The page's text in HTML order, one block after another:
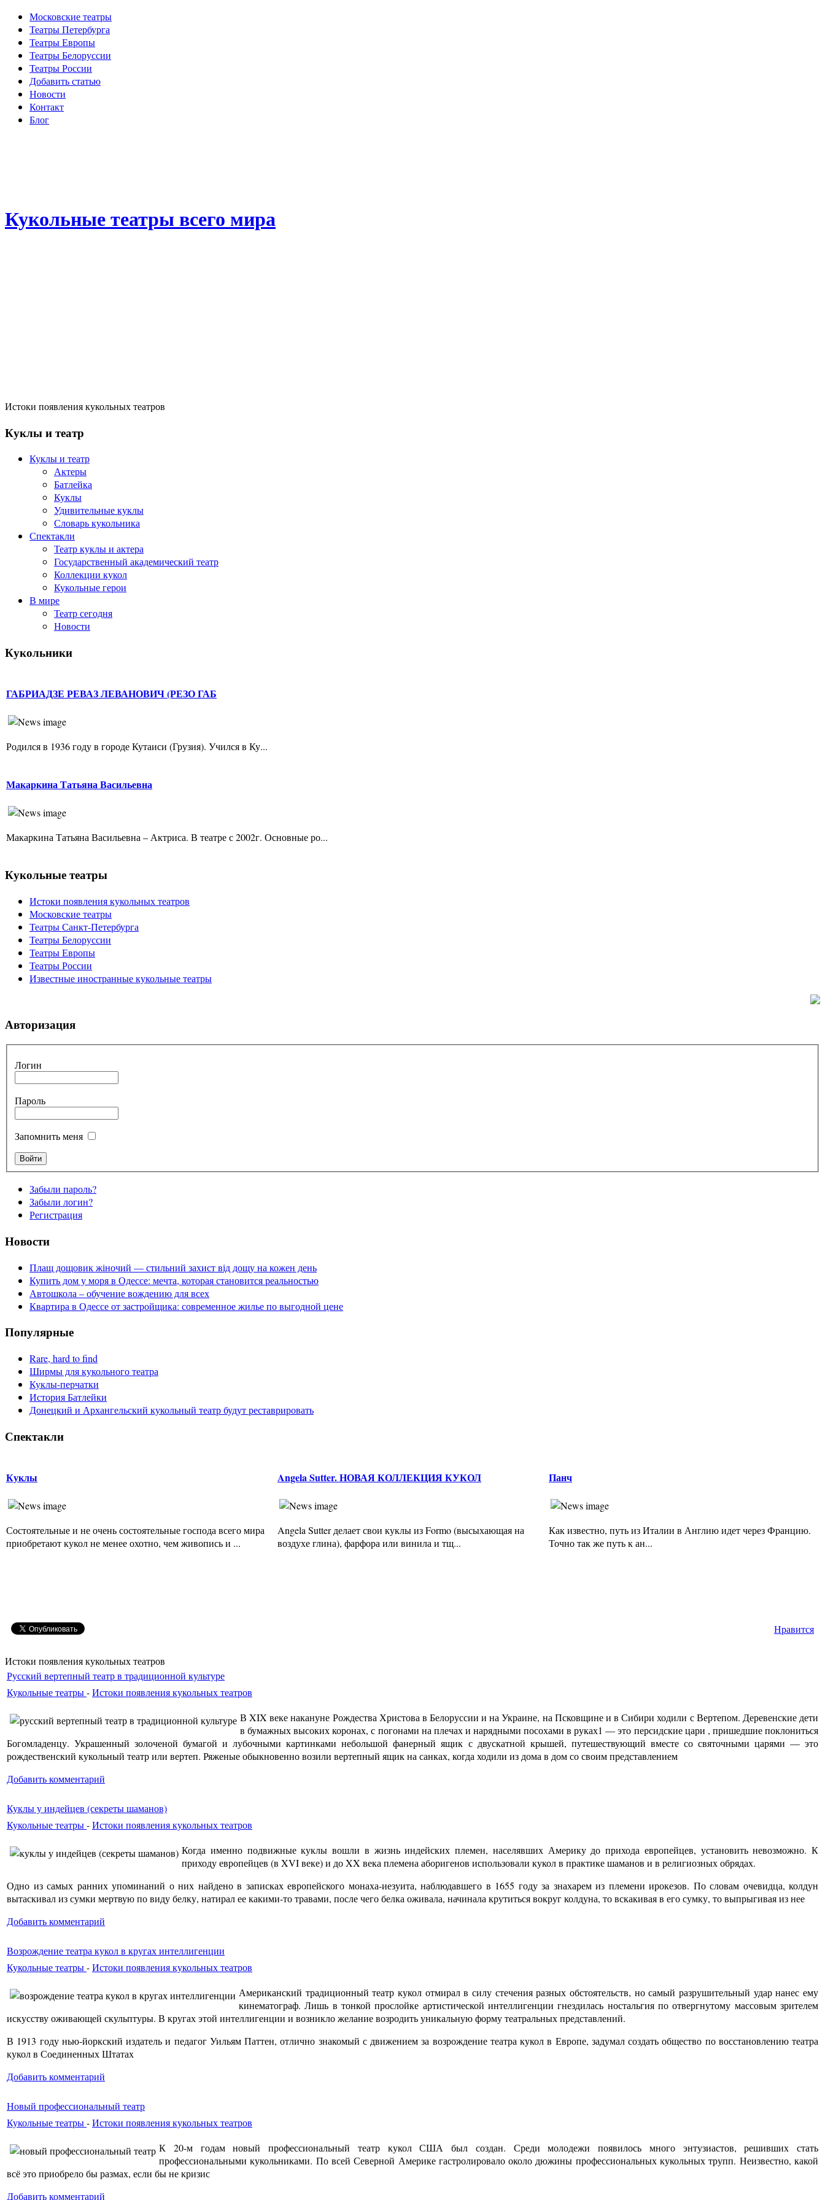
Московские театры
Театры Петербурга
Театры Европы
Театры Белоруссии
Театры России
Добавить статью
Новости
Контакт
Блог
Кукольные театры всего мира
Истоки появления кукольных театров
Куклы и театр
Куклы и театр
Актеры
Батлейка
Куклы
Удивительные куклы
Словарь кукольника
Спектакли
Театр куклы и актера
Государственный академический театр
Коллекции кукол
Кукольные герои
В мире
Театр сегодня
Новости
Кукольники
ГАБРИАДЗЕ РЕВАЗ ЛЕВАНОВИЧ (РЕЗО ГАБ
Родился в 1936 году в городе Кутаиси (Грузия). Учился в Ку...
Макаркина Татьяна Васильевна
Макаркина Татьяна Васильевна – Актриса. В театре с 2002г. Основные ро...
Кукольные театры
Истоки появления кукольных театров
Московские театры
Театры Санкт-Петербурга
Театры Белоруссии
Театры Европы
Театры России
Известные иностранные кукольные театры
Авторизация
Логин
Пароль
Запомнить меня
Забыли пароль?
Забыли логин?
Регистрация
Новости
Плащ дощовик жіночий — стильний захист від дощу на кожен день
Купить дом у моря в Одессе: мечта, которая становится реальностью
Автошкола – обучение вождению для всех
Квартира в Одессе от застройщика: современное жилье по выгодной цене
Популярные
Rare, hard to find
Ширмы для кукольного театра
Куклы-перчатки
История Батлейки
Донецкий и Архангельский кукольный театр будут реставрировать
Спектакли
Куклы
Состоятельные и не очень состоятельные господа всего мира
приобретают кукол не менее охотно, чем живопись и ...
Angela Sutter. НОВАЯ КОЛЛЕКЦИЯ КУКОЛ
Angela Sutter делает свои куклы из Formo (высыхающая на
воздухе глина), фарфора или винила и тщ...
Панч
Как известно, путь из Италии в Англию идет через Францию.
Точно так же путь к ан...
Нравится
Истоки появления кукольных театров
Русский вертепный театр в традиционной культуре
Кукольные театры-Истоки появления кукольных театров
В XIX веке накануне Рождества Христова в Белоруссии и на Украине, на Псковщине и в Сибири ходили с Вертепом. Деревенские дети
в бумажных высоких коронах, с погонами на плечах и нарядными посохами в руках1 — это персидские цари , пришедшие поклониться
Богомладенцу. Украшенный золоченой бумагой и лубочными картинками небольшой фанерный ящик с двускатной крышей, путешествующий вместе со святочными царями — это
рождественский кукольный театр или вертеп. Ряженые обыкновенно возили вертепный ящик на санках, когда ходили из дома в дом со своим представлением
Добавить комментарий
Куклы у индейцев (секреты шаманов)
Кукольные театры-Истоки появления кукольных театров
Когда именно подвижные куклы вошли в жизнь индейских племен, населявших Америку до прихода европейцев, установить невозможно. К
приходу европейцев (в XVI веке) и до XX века племена аборигенов использовали кукол в практике шаманов и в религиозных обрядах.
Одно из самых ранних упоминаний о них найдено в записках европейского монаха-иезуита, наблюдавшего в 1655 году за знахарем из племени ирокезов. По словам очевидца, колдун
вытаскивал из сумки мертвую по виду белку, натирал ее какими-то травами, после чего белка оживала, начинала крутиться вокруг колдуна, то вскакивая в его сумку, то выпрыгивая из нее
Добавить комментарий
Возрождение театра кукол в кругах интеллигенции
Кукольные театры-Истоки появления кукольных театров
Американский традиционный театр кукол отмирал в силу стечения разных обстоятельств, но самый разрушительный удар нанес ему
кинематограф. Лишь в тонкой прослойке артистической интеллигенции гнездилась ностальгия по отвергнутому массовым зрителем
искусству оживающей скульптуры. В кругах этой интеллигенции и возникло желание возродить уникальную форму театральных представлений.
В 1913 году нью-йоркский издатель и педагог Уильям Паттен, отлично знакомый с движением за возрождение театра кукол в Европе, задумал создать общество по восстановлению театра
кукол в Соединенных Штатах
Добавить комментарий
Новый профессиональный театр
Кукольные театры-Истоки появления кукольных театров
К 20-м годам новый профессиональный театр кукол США был создан. Среди молодежи появилось много энтузиастов, решивших стать
профессиональными кукольниками. По всей Северной Америке гастролировало около дюжины профессиональных кукольных трупп. Неизвестно, какой
всё это приобрело бы размах, если бы не кризис
Добавить комментарий